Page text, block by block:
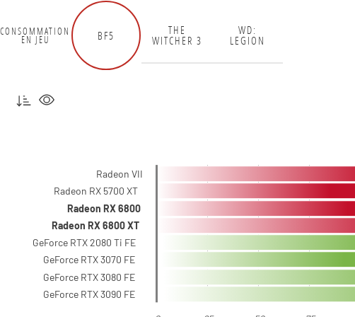
CONSOMMATION
EN JEU BF5 THE
WITCHER 3
WD:
LEGION
Radeon VII
Radeon RX 5700 XT
Radeon RX 6800
Radeon RX 6800 XT
GeForce RTX 2080 Ti FE
GeForce RTX 3070 FE
GeForce RTX 3080 FE
GeForce RTX 3090 FE